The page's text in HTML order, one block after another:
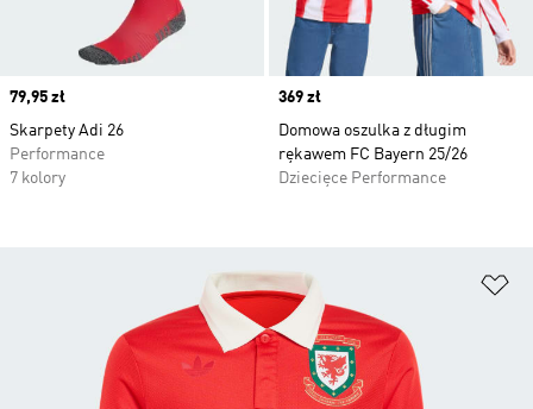
Price
79,95 zł
Skarpety Adi 26
Performance
7 kolory
Price
369 zł
Domowa oszulka z długim
rękawem FC Bayern 25/26
Dziecięce Performance